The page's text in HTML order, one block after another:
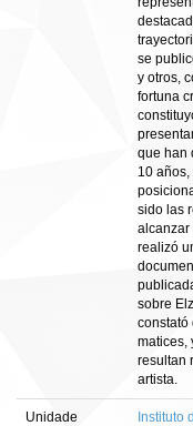
se
y otros,
fortuna
que han
10
sido las
alcanzar
realizó
sobre
constató
matices,
resultan
artista.
Unidade
Instituto